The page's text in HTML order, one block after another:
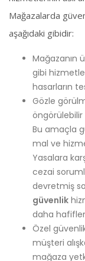
Mağazalarda
aşağıdaki gibidir:
Mağazanın
gibi
hasarların
Gözle
öngörülebilir
Bu amaçla
mal ve
Yasalara
cezai
devretmiş
güvenlik
daha
Özel
müşteri
mağaza